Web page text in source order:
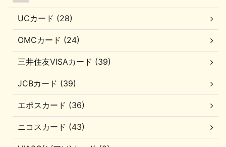
UCカード (28)
OMCカード (24)
三井住友VISAカード (39)
JCBカード (39)
エポスカード (36)
ニコスカード (43)